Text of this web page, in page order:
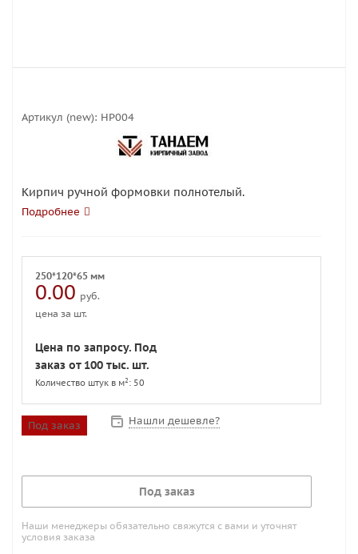
Артикул (new): HP004
Кирпич ручной формовки полнотелый.
Подробнее
250*120*65 мм
0.00 руб.
цена за шт.
Цена по запросу. Под
заказ от 100 тыс. шт.
Количество штук в м2 : 50
Под заказ Нашли дешевле?
Под заказ
Наши менеджеры обязательно свяжутся с вами и уточнят
условия заказа